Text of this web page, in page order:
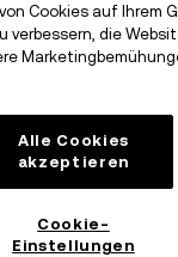
Cookies auf Ihrem
verbessern, die
Alle Cookies
akzeptieren
Cookie-
Einstellungen